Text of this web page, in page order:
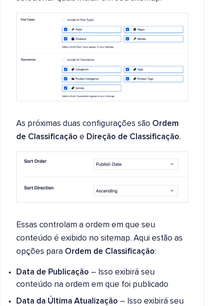
As próximas duas configurações são Ordem
de Classificação e Direção de Classificação.
Essas controlam a ordem em que seu
conteúdo é exibido no sitemap. Aqui estão as
opções para Ordem de Classificação:
Data de Publicação – Isso exibirá seu
conteúdo na ordem em que foi publicado
Data da Última Atualização – Isso exibirá seu